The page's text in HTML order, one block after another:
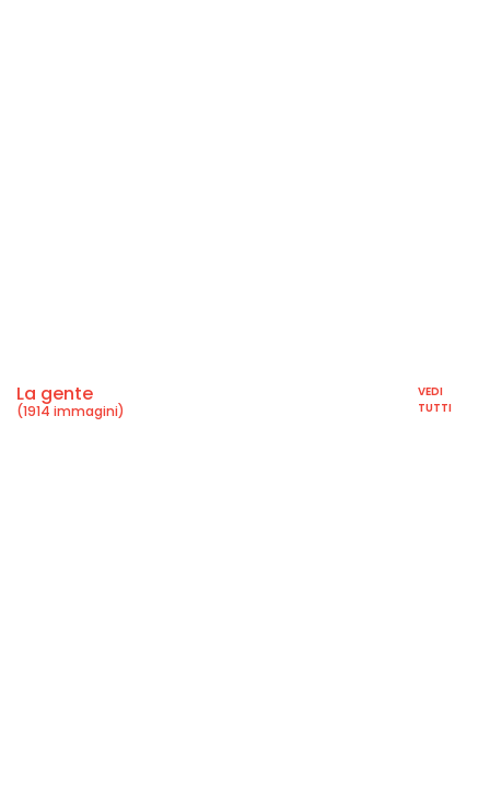
La gente
(1914 immagini)
VEDI
TUTTI